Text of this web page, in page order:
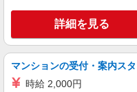
×実働
岡山
キープ
詳細を見る
マンションの受付・案内ス
時給 2,000円